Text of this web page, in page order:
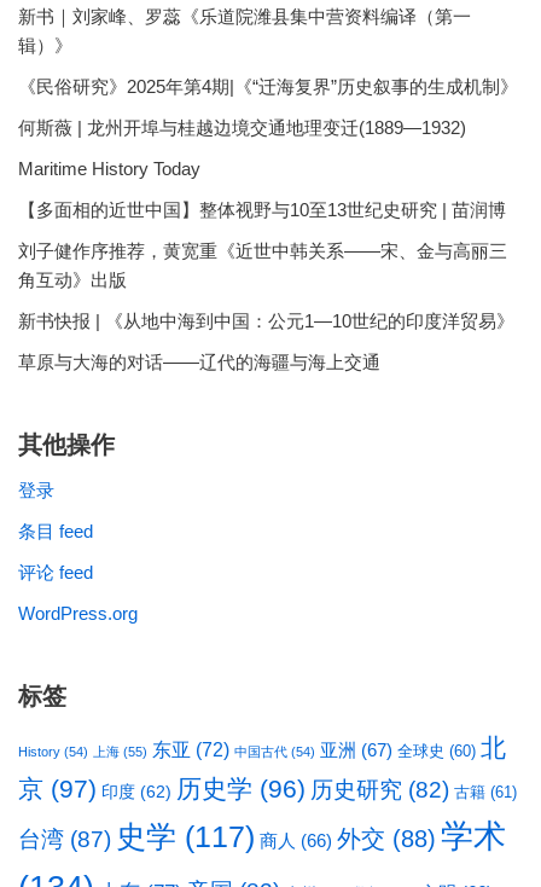
新书｜刘家峰、罗蕊《乐道院潍县集中营资料编译（第一
辑）》
《民俗研究》2025年第4期|《“迁海复界”历史叙事的生成机制》
何斯薇 | 龙州开埠与桂越边境交通地理变迁(1889—1932)
Maritime History Today
【多面相的近世中国】整体视野与10至13世纪史研究 | 苗润博
刘子健作序推荐，黄宽重《近世中韩关系——宋、金与高丽三
角互动》出版
新书快报 | 《从地中海到中国：公元1—10世纪的印度洋贸易》
草原与大海的对话——辽代的海疆与海上交通
其他操作
登录
条目 feed
评论 feed
WordPress.org
标签
History (54) 上海 (55) 东亚 (72) 中国古代 (54) 亚洲 (67) 全球史 (60) 北
京 (97) 印度 (62) 历史学 (96) 历史研究 (82) 古籍 (61)
台湾 (87) 史学 (117) 商人 (66) 外交 (88) 学术